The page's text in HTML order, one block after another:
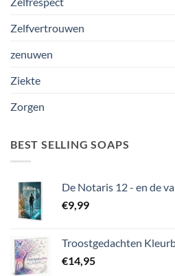
Zelfvertrouwen
zenuwen
Ziekte
Zorgen
BEST SELLING SOAPS
De Notaris 12 - en de
€9,99
Troostgedachten
€14,95